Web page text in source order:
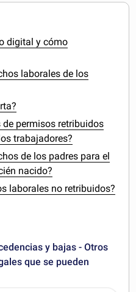
digital y cómo
laborales de los
permisos retribuidos
trabajadores?
de los padres para el
nacido?
laborales no retribuidos?
y bajas - Otros
que se pueden